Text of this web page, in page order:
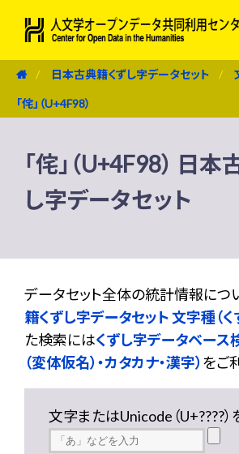
日本古典籍くずし字データセット
「侘」（U+4F98）
「侘」（U+4F98） 日
し字データセット
データセット全体の統計情報につ
籍くずし字データセット 文字種（く
た検索にはくずし字データベース
（変体仮名）・カタカナ・漢字） をご
文字またはUnicode（U+????）